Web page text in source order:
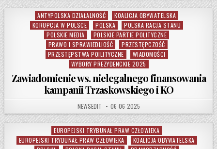
Posted in
ANTYPOLSKA DZIAŁALNOŚĆ
KOALICJA OBYWATELSKA
KORUPCJA W POLSCE
POLSKA
POLSKA RACJA STANU
POLSKIE MEDIA
POLSKIE PARTIE POLITYCZNE
PRAWO I SPRAWIEDLIOŚĆ
PRZESTĘPCZOŚĆ
PRZESTĘPSTWA POILITYCZNE
WIADOMOŚCI
WYBORY PREZYDENCKIE 2025
Zawiadomienie ws. nielegalnego finansowania
kampanii Trzaskowskiego i KO
AUTHOR:
NEWSEDIT PUBLISHED DATE:
06-06-2025
Posted in
EUROPEJSKI TRYBUNAŁ PRAW CZŁOWIEKA
EUROPEJSKI TRYBUNAŁ PRAW CZŁOWIEKA
KOALICJA OBYWATELSKA